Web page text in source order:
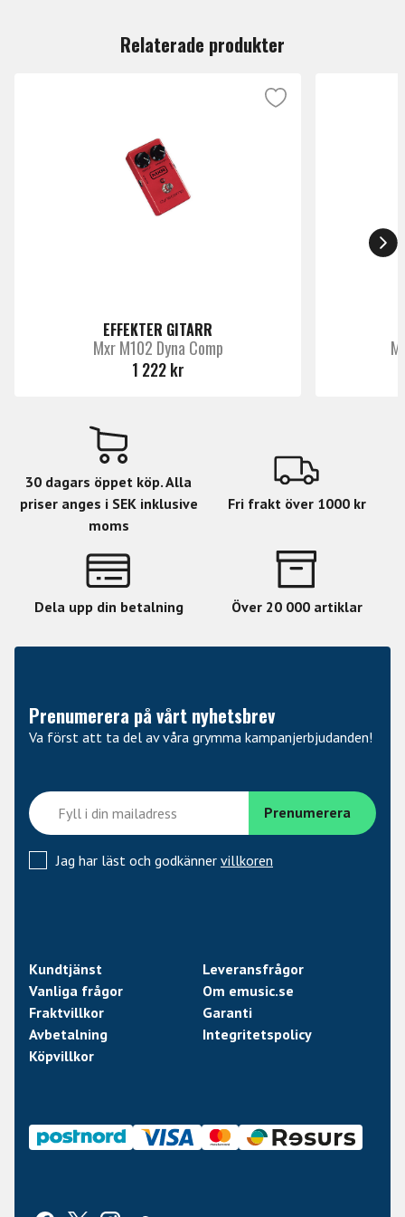
9
Relaterade produkter
EFFEKTER GITARR
Mxr M102 Dyna Comp
1 222 kr
30 dagars öppet köp. Alla
priser anges i SEK inklusive
moms
Fri frakt över 1000 kr
Dela upp din betalning Över 20 000 artiklar
Prenumerera på vårt nyhetsbrev
Va först att ta del av våra grymma kampanjerbjudanden!
Jag har läst och godkänner villkoren
Kundtjänst
Leveransfrågor
Vanliga frågor
Om emusic.se
Fraktvillkor
Garanti
Avbetalning
Integritetspolicy
Köpvillkor